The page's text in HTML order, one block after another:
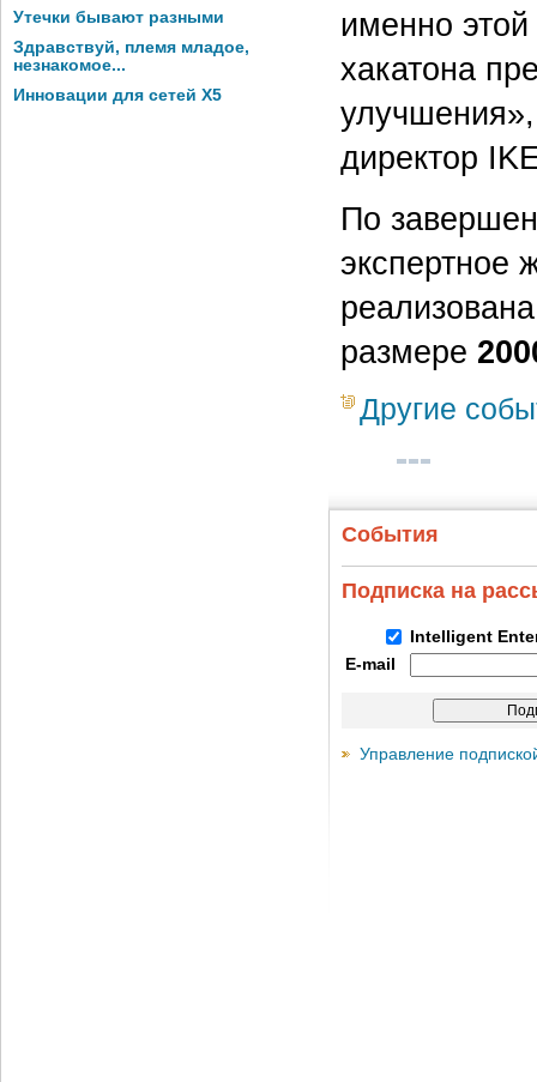
Утечки бывают разными
Здравствуй, племя младое,
незнакомое...
Инновации для сетей X5
именно
хакатона
директор
По
экспертное
размере
Другие
События
Подписка на
Intelligent
E-mail
Управление